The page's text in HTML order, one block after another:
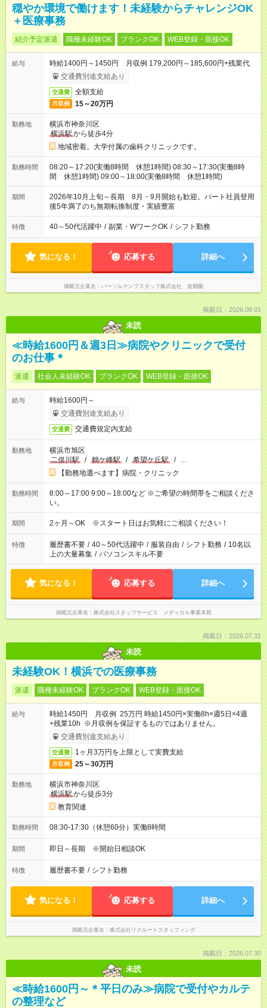
穏やか環境で働けます！未経験からチャレンジOK
＋医療事務
紹介予定派遣 職種未経験OK ブランクOK WEB登録・面接OK
給与
時給1400円～1450円 月収例 179,200円～185,600円+残業代
交通費別途支給あり
交通費 全額支給
月収例 15～20万円
勤務地
横浜市神奈川区
横浜駅から徒歩4分
地域密着。大学付属の歯科クリニックです。
勤務時間
08:20～17:20(実働8時間 休憩1時間) 08:30～17:30(実働8時
間 休憩1時間) 09:00～18:00(実働8時間 休憩1時間)
期間
2026年10月上旬～長期 8月・9月開始も歓迎。パート社員登用
後5年満了のち無期転換制度・実績豊富
特徴 40～50代活躍中 / 副業・WワークOK / シフト勤務
気になる！ 応募する 詳細へ
掲載元企業名 パーソルテンプスタッフ株式会社 首都圏
掲載日：2026.08.01
未読
≪時給1600円＆週3日≫病院やクリニックで受付
のお仕事＊
派遣 社会人未経験OK ブランクOK WEB登録・面接OK
給与
時給1600円～
交通費別途支給あり
交通費 交通費規定内支給
勤務地
横浜市旭区
二俣川駅
/ 鶴ケ峰駅 / 希望ケ丘駅 / …
【勤務地選べます】病院・クリニック
勤務時間
8:00～17:00 9:00～18:00など ※ご希望の時間帯をご相談くださ
い。
期間 2ヶ月～OK ※スタート日はお気軽にご相談ください！
特徴 履歴書不要 / 40～50代活躍中 / 服装自由 / シフト勤務 / 10名以
上の大量募集 / パソコンスキル不要
気になる！ 応募する 詳細へ
掲載元企業名 株式会社スタッフサービス メディカル事業本部
掲載日：2026.07.31
未読
未経験OK！横浜での医療事務
派遣 職種未経験OK ブランクOK WEB登録・面接OK
給与
時給1450円 月収例 25万円 時給1450円×実働8h×週5日×4週
+残業10h ※月収例を保証するものではありません。
交通費別途支給あり
交通費 1ヶ月3万円を上限として実費支給
月収例 25～30万円
勤務地
横浜市神奈川区
横浜駅から徒歩3分
教育関連
勤務時間 08:30-17:30（休憩60分）実働8時間
期間 即日～長期 ※開始日相談OK
特徴 履歴書不要 / シフト勤務
気になる！ 応募する 詳細へ
掲載元企業名 株式会社リクルートスタッフィング
掲載日：2026.07.30
未読
≪時給1600円～＊平日のみ≫病院で受付やカルテ
の整理など